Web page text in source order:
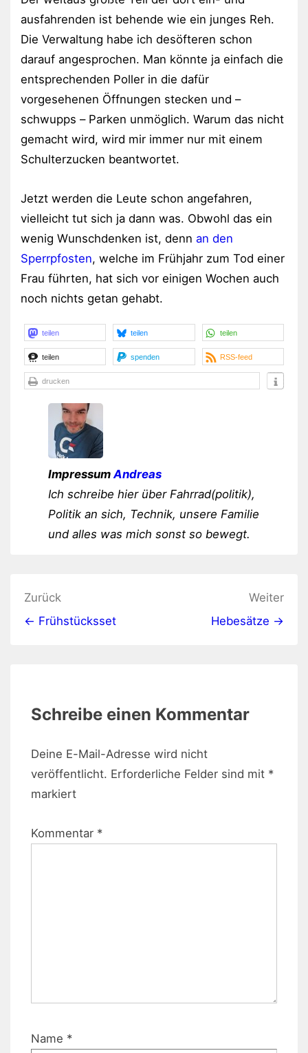
ausfahrenden ist behende wie ein junges Reh.
Die Verwaltung habe ich desöfteren schon
darauf angesprochen. Man könnte ja einfach die
entsprechenden Poller in die dafür
vorgesehenen Öffnungen stecken und –
schwupps – Parken unmöglich. Warum das nicht
gemacht wird, wird mir immer nur mit einem
Schulterzucken beantwortet.
Jetzt werden die Leute schon angefahren,
vielleicht tut sich ja dann was. Obwohl das ein
wenig Wunschdenken ist, denn an den
Sperrpfosten, welche im Frühjahr zum Tod einer
Frau führten, hat sich vor einigen Wochen auch
noch nichts getan gehabt.
teilen teilen teilen
teilen spenden RSS-feed
drucken
Impressum Andreas
Ich schreibe hier über Fahrrad(politik),
Politik an sich, Technik, unsere Familie
und alles was mich sonst so bewegt.
Beitragsnavigation
Zurück
← Frühstücksset
Weiter
Hebesätze →
Schreibe einen Kommentar
Deine E-Mail-Adresse wird nicht
veröffentlicht. Erforderliche Felder sind mit *
markiert
Kommentar *
Name *